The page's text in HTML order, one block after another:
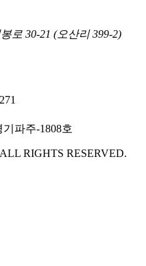
로 30-21 (오산리 399-2)
파주-1808호
RIGHTS RESERVED.